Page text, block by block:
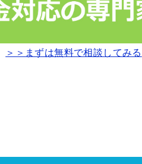
＞＞まずは無料で相談してみる